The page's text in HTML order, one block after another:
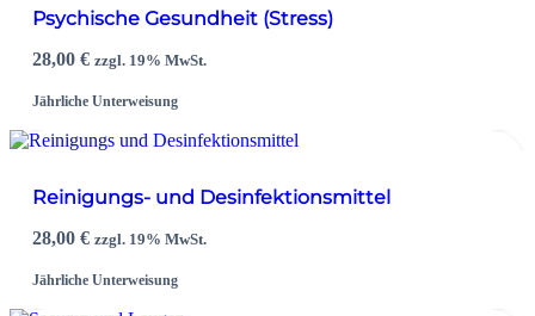
Psychische Gesundheit (Stress)
28,00€ zzgl. 19% MwSt.
Jährliche Unterweisung
Reinigungs- und Desinfektionsmittel
28,00€ zzgl. 19% MwSt.
Jährliche Unterweisung